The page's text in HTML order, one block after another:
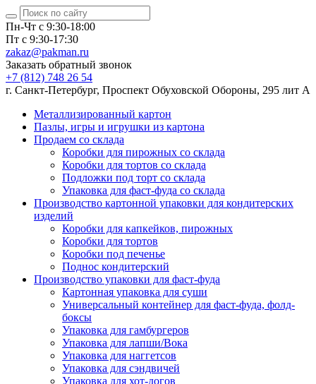
Пн-Чт с 9:30-18:00
Пт с 9:30-17:30
zakaz@pakman.ru
Заказать обратный звонок
+7 (812) 748 26 54
г. Санкт-Петербург, Проспект Обуховской Обороны, 295 лит А
Металлизированный картон
Пазлы, игры и игрушки из картона
Продаем со склада
Коробки для пирожных со склада
Коробки для тортов со склада
Подложки под торт со склада
Упаковка для фаст-фуда со склада
Производство картонной упаковки для кондитерских
изделий
Коробки для капкейков, пирожных
Коробки для тортов
Коробки под печенье
Поднос кондитерский
Производство упаковки для фаст-фуда
Картонная упаковка для суши
Универсальный контейнер для фаст-фуда, фолд-
боксы
Упаковка для гамбургеров
Упаковка для лапши/Вока
Упаковка для наггетсов
Упаковка для сэндвичей
Упаковка для хот-догов